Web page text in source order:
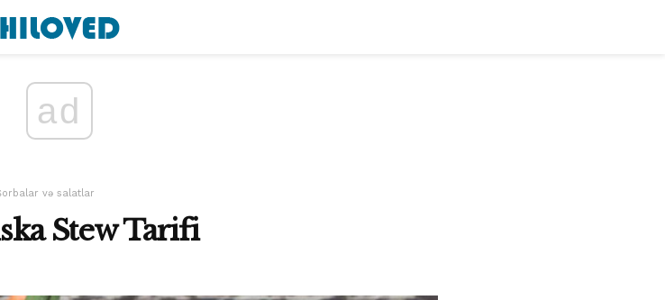
ad
və salatlar
Stew Tarifi